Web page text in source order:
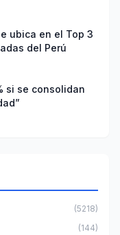
ubica en el Top 3
del Perú
si se consolidan
(5218)
(144)